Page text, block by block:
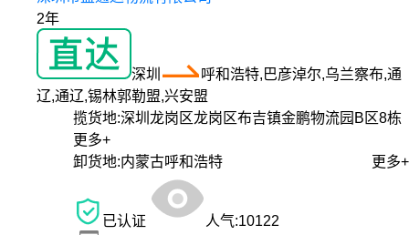
2年
深圳
呼和浩特,巴彦淖尔,乌兰察布,通
辽,通辽,锡林郭勒盟,兴安盟
揽货地:深圳龙岗区龙岗区布吉镇金鹏物流园B区8栋
更多+
卸货地:内蒙古呼和浩特 更多+
已认证 人气:10122